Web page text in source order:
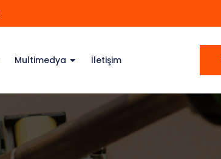
Multimedya İletişim